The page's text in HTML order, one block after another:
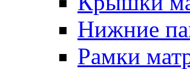
Нижние
Рамки